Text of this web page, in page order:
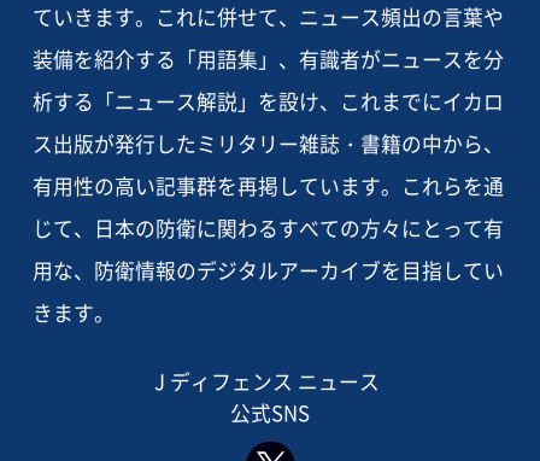
ていきます。これに併せて、ニュース頻出の言葉や
装備を紹介する「用語集」、有識者がニュースを分
析する「ニュース解説」を設け、これまでにイカロ
ス出版が発行したミリタリー雑誌・書籍の中から、
有用性の高い記事群を再掲しています。これらを通
じて、日本の防衛に関わるすべての方々にとって有
用な、防衛情報のデジタルアーカイブを目指してい
きます。
J ディフェンス ニュース
公式SNS